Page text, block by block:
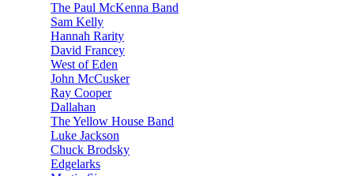
The Paul McKenna Band
Sam Kelly
Hannah Rarity
David Francey
West of Eden
John McCusker
Ray Cooper
Dallahan
The Yellow House Band
Luke Jackson
Chuck Brodsky
Edgelarks